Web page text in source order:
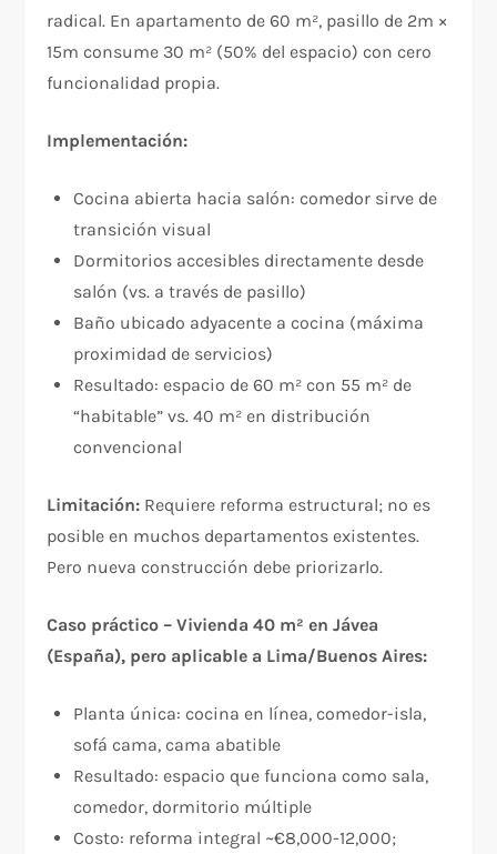
radical. En apartamento de 60 m², pasillo de 2m ×
15m consume 30 m² (50% del espacio) con cero
funcionalidad propia.
Implementación:
Cocina abierta hacia salón: comedor sirve de
transición visual
Dormitorios accesibles directamente desde
salón (vs. a través de pasillo)
Baño ubicado adyacente a cocina (máxima
proximidad de servicios)
Resultado: espacio de 60 m² con 55 m² de
“habitable” vs. 40 m² en distribución
convencional
Limitación: Requiere reforma estructural; no es
posible en muchos departamentos existentes.
Pero nueva construcción debe priorizarlo.
Caso práctico – Vivienda 40 m² en Jávea
(España), pero aplicable a Lima/Buenos Aires:
Planta única: cocina en línea, comedor-isla,
sofá cama, cama abatible
Resultado: espacio que funciona como sala,
comedor, dormitorio múltiple
Costo: reforma integral ~€8,000-12,000;